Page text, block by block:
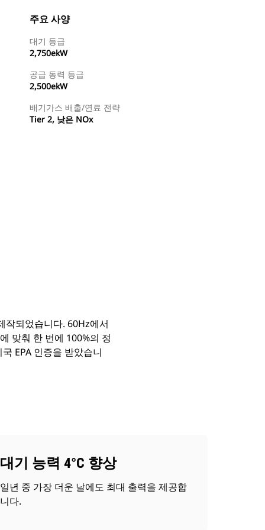
주요 사양
대기 등급
2,750ekW
공급 동력 등급
2,500ekW
배기가스 배출/연료 전략
Tier 2, 낮은 NOx
작되었습니다. 60Hz에서
맞춰 한 번에 100%의 정
EPA 인증을 받았습니
대기 능력 4°C 향상
일년 중 가장 더운 날에도 최대 출력을 제공합
니다.